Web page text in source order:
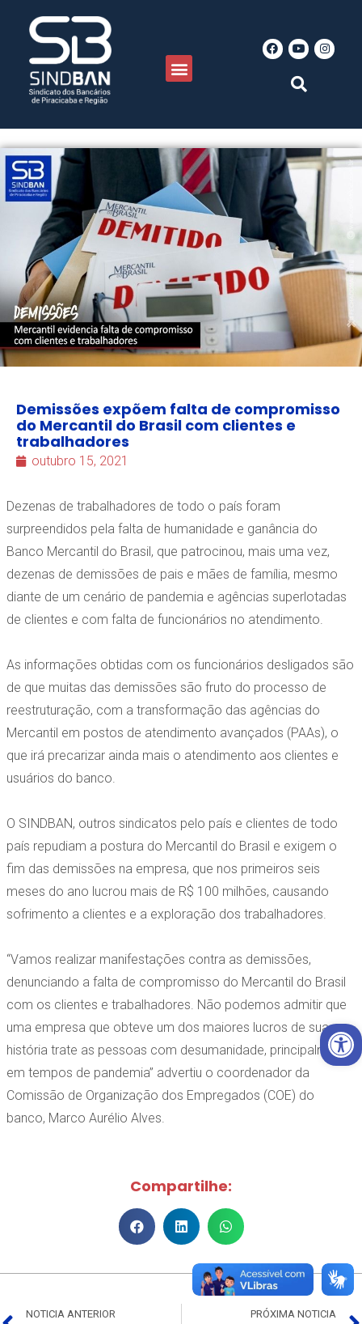
Demissões expõem falta de compromisso
do Mercantil do Brasil com clientes e
trabalhadores
outubro 15, 2021
Dezenas de trabalhadores de todo o país foram
surpreendidos pela falta de humanidade e ganância do
Banco Mercantil do Brasil, que patrocinou, mais uma vez,
dezenas de demissões de pais e mães de família, mesmo
diante de um cenário de pandemia e agências superlotadas
de clientes e com falta de funcionários no atendimento.
As informações obtidas com os funcionários desligados são
de que muitas das demissões são fruto do processo de
reestruturação, com a transformação das agências do
Mercantil em postos de atendimento avançados (PAAs), o
que irá precarizar ainda mais o atendimento aos clientes e
usuários do banco.
O SINDBAN, outros sindicatos pelo país e clientes de todo
país repudiam a postura do Mercantil do Brasil e exigem o
fim das demissões na empresa, que nos primeiros seis
meses do ano lucrou mais de R$ 100 milhões, causando
sofrimento a clientes e a exploração dos trabalhadores.
“Vamos realizar manifestações contra as demissões,
denunciando a falta de compromisso do Mercantil do Brasil
com os clientes e trabalhadores. Não podemos admitir que
uma empresa que obteve um dos maiores lucros de sua
história trate as pessoas com desumanidade, principalmente
em tempos de pandemia” advertiu o coordenador da
Comissão de Organização dos Empregados (COE) do
banco, Marco Aurélio Alves.
Compartilhe:
NOTICIA ANTERIOR PRÓXIMA NOTICIA